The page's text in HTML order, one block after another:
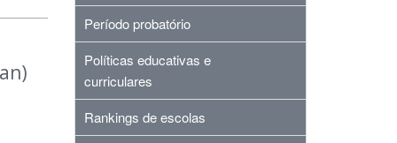
Período probatório
Políticas educativas e
curriculares
Rankings de escolas